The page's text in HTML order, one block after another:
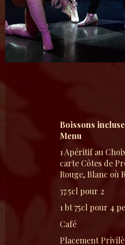
Boissons
Menu
1 Apéritif au
carte Côtes de
Rouge, Blanc où
37.5cl pour 2
1 bt 75cl pour 4
Café
Placement